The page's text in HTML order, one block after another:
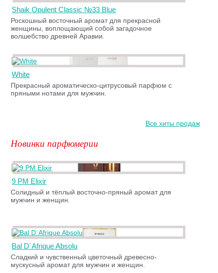
Shaik Opulent Classic №33 Blue
Роскошный восточный аромат для прекрасной
женщины, воплощающий собой загадочное
волшебство древней Аравии.
White
Прекрасный ароматическо-цитрусовый парфюм с
пряными нотами для мужчин.
Все хиты продаж
Новинки парфюмерии
9 PM Elixir
Солидный и тёплый восточно-пряный аромат для
мужчин и женщин.
Bal D`Afrique Absolu
Сладкий и чувственный цветочный древесно-
мускусный аромат для мужчин и женщин.